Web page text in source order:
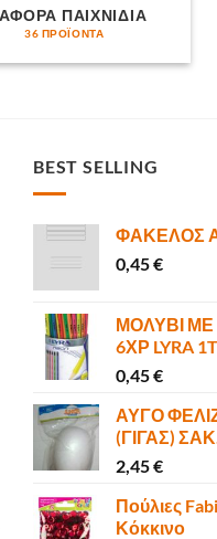
ΠΑΙΧΝΙΔΙΑ
36 ΠΡΟΪΌΝΤΑ
BEST SELLING
ΦΑΚΕΛΟΣ
0,45€
ΜΟΛΥΒΙ ΜΕ
6ΧΡ LYRA
0,45€
ΑΥΓΟ
(ΓΙΓΑΣ)
2,45€
Πούλιες
Κόκκινο